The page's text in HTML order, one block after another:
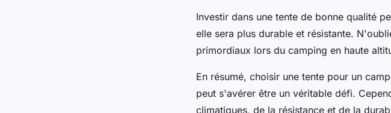
Investir dans une tente de bonne qualité
elle sera plus durable et résistante.
primordiaux lors du camping en haute
En résumé, choisir une tente pour un
peut s'avérer être un véritable défi.
climatiques, de la résistance et de la